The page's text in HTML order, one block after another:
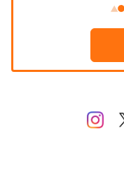
MID FOOT ミッドフッ